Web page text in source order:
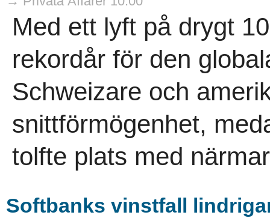
Med ett lyft på drygt
rekordår för den
Schweizare och
snittförmögenhet,
tolfte plats med
Softbanks vinstfall